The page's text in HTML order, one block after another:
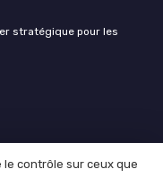
stratégique pour les
contrôle sur ceux que